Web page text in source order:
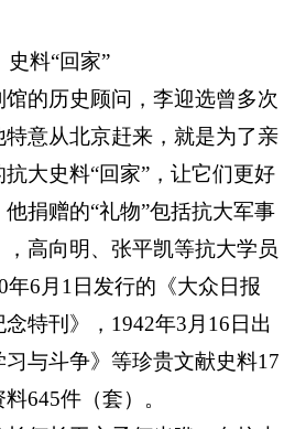
史料“回家”
的历史顾问，李迎选曾多次
意从北京赶来，就是为了亲
大史料“回家”，让它们更好
捐赠的“礼物”包括抗大军事
高向明、张平凯等抗大学员
年6月1日发行的《大众日报
特刊》，1942年3月16日出
与斗争》等珍贵文献史料17
645件（套）。